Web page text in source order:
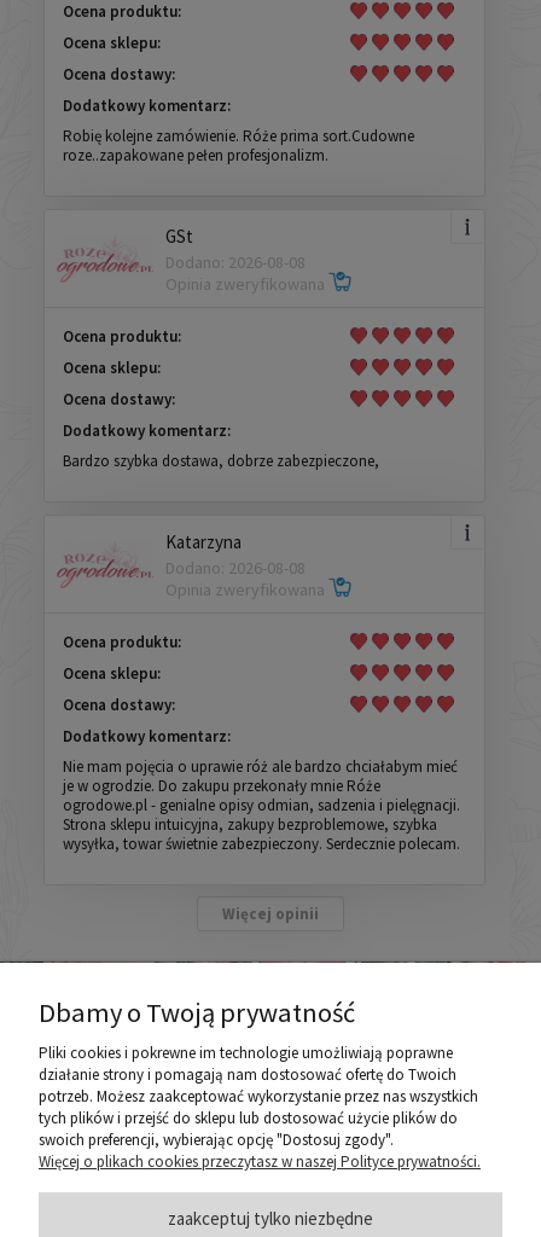
Ocena produktu:
Ocena sklepu:
Ocena dostawy:
Dodatkowy komentarz:
Robię kolejne zamówienie. Róże prima sort.Cudowne
roze..zapakowane pełen profesjonalizm.
GSt
Dodano: 2026-08-08
Opinia zweryfikowana
Ocena produktu:
Ocena sklepu:
Ocena dostawy:
Dodatkowy komentarz:
Bardzo szybka dostawa, dobrze zabezpieczone,
Katarzyna
Dodano: 2026-08-08
Opinia zweryfikowana
Ocena produktu:
Ocena sklepu:
Ocena dostawy:
Dodatkowy komentarz:
Nie mam pojęcia o uprawie róż ale bardzo chciałabym mieć
je w ogrodzie. Do zakupu przekonały mnie Róże
ogrodowe.pl - genialne opisy odmian, sadzenia i pielęgnacji.
Strona sklepu intuicyjna, zakupy bezproblemowe, szybka
wysyłka, towar świetnie zabezpieczony. Serdecznie polecam.
Więcej opinii
poznaj ROZEOGRODOWE.PL
ZASADY SPRZEDAŻY
Dbamy o Twoją prywatność
Pliki cookies i pokrewne im technologie umożliwiają poprawne
działanie strony i pomagają nam dostosować ofertę do Twoich
potrzeb. Możesz zaakceptować wykorzystanie przez nas wszystkich
tych plików i przejść do sklepu lub dostosować użycie plików do
swoich preferencji, wybierając opcję "Dostosuj zgody".
Więcej o plikach cookies przeczytasz w naszej Polityce prywatności.
zaakceptuj tylko niezbędne